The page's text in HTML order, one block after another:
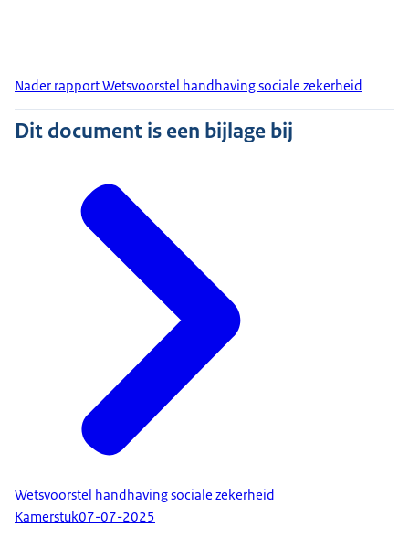
Nader rapport Wetsvoorstel handhaving sociale zekerheid
Dit document is een bijlage bij
Wetsvoorstel handhaving sociale zekerheid
Kamerstuk07-07-2025